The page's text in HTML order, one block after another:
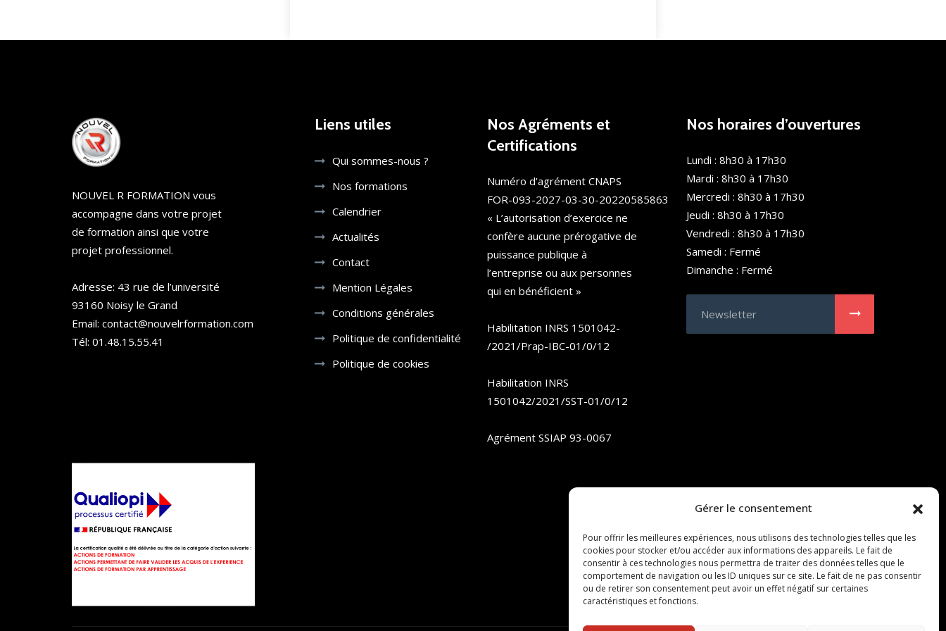
Gérer le consentement
Pour offrir les meilleures expériences, nous utilisons des technologies telles que les
cookies pour stocker et/ou accéder aux informations des appareils. Le fait de
consentir à ces technologies nous permettra de traiter des données telles que le
comportement de navigation ou les ID uniques sur ce site. Le fait de ne pas consentir
ou de retirer son consentement peut avoir un effet négatif sur certaines
caractéristiques et fonctions.
NOUVEL R FORMATION vous
accompagne dans votre projet
de formation ainsi que votre
projet professionnel.
Adresse: 43 rue de l’université
93160 Noisy le Grand
Email: contact@nouvelrformation.com
Tél: 01.48.15.55.41
Liens utiles
Qui sommes-nous ?
Nos formations
Calendrier
Actualités
Contact
Mention Légales
Conditions générales
Politique de confidentialité
Politique de cookies
Nos Agréments et
Certifications
Numéro d’agrément CNAPS
FOR-093-2027-03-30-20220585863
« L’autorisation d’exercice ne
confère aucune prérogative de
puissance publique à
l’entreprise ou aux personnes
qui en bénéficient »
Habilitation INRS 1501042-
/2021/Prap-IBC-01/0/12
Habilitation INRS
1501042/2021/SST-01/0/12
Agrément SSIAP 93-0067
Nos horaires d’ouvertures
Lundi : 8h30 à 17h30
Mardi : 8h30 à 17h30
Mercredi : 8h30 à 17h30
Jeudi : 8h30 à 17h30
Vendredi : 8h30 à 17h30
Samedi : Fermé
Dimanche : Fermé